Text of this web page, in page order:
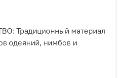
Традиционный материал
одеяний, нимбов и